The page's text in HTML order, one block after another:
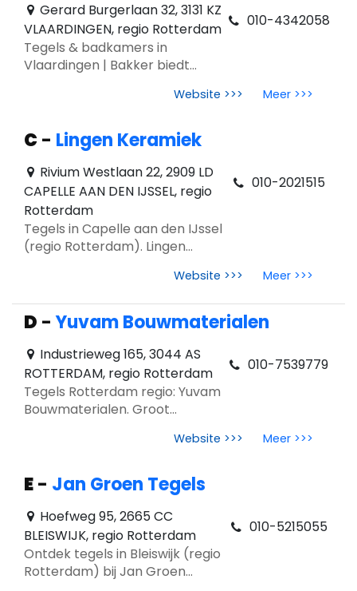
Gerard Burgerlaan 32, 3131 KZ
VLAARDINGEN, regio Rotterdam
Tegels & badkamers in
Vlaardingen | Bakker biedt
in regio Rotterdam. Showroom,
begeleiding.
010-4342058
Website >>> Meer >>>
C - Lingen Keramiek
Rivium Westlaan 22, 2909 LD
CAPELLE AAN DEN IJSSEL, regio
Rotterdam
Tegels in Capelle aan den IJssel
(regio Rotterdam). Lingen
showroominspiratie, advies en
tegeltrends 2026 zoals
marmerlook en houtlook.
010-2021515
Website >>> Meer >>>
D -Yuvam Bouwmaterialen
Industrieweg 165, 3044 AS
ROTTERDAM, regio Rotterdam
Tegels Rotterdam regio: Yuvam
Bouwmaterialen. Groot
advies. Trends betonlook,
010-7539779
Website >>> Meer >>>
E- Jan Groen Tegels
Hoefweg 95, 2665 CC
BLEISWIJK, regio Rotterdam
Ontdek tegels in Bleiswijk (regio
Rotterdam) bij Jan Groen
010-5215055